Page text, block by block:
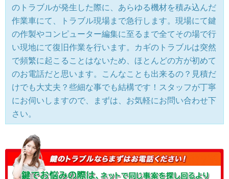
のトラブルが発生した際に、あらゆる機材を積み込んだ
作業車にて、トラブル現場まで急行します。現場にて鍵
の作製やコンピューター編集に至るまで全てその場で行
い現地にて復旧作業を行います。カギのトラブルは突然
で頻繁に起こることはないため、ほとんどの方が初めて
のお電話だと思います。こんなことも出来るの？見積だ
けでも大丈夫？些細な事でも結構です！スタッフが丁寧
にお伺いしますので、まずは、お気軽にお問い合わせ下
さい。